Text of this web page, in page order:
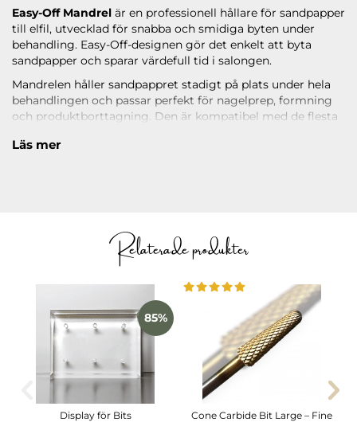
Easy-Off Mandrel är en professionell hållare för sandpapper
till elfil, utvecklad för snabba och smidiga byten under
behandling. Easy-Off-designen gör det enkelt att byta
sandpapper och sparar värdefull tid i salongen.
Mandrelen håller sandpappret stadigt på plats under hela
behandlingen och passar perfekt för nagelprep, formning
och produktborttagning. Den är kompatibel med de flesta
Läs mer
Relaterade produkter
85%
Display för Bits Cone Carbide Bit Large – Fine